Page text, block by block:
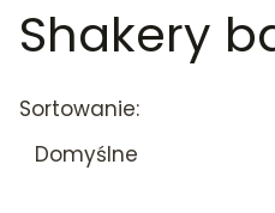
Koniec filtrów
Shakery
Lista
Sortowanie:
Domyślne